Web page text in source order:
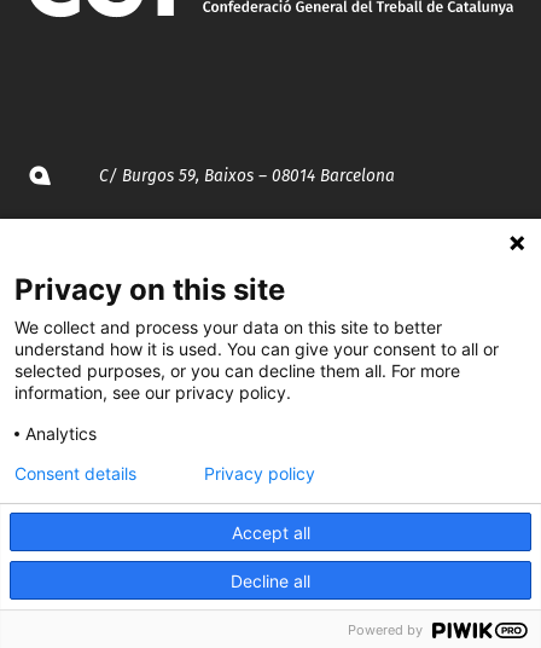
C/ Burgos 59, Baixos – 08014 Barcelona
935 120 481
@CGTCatalunya
CGTCatalunya
cgtcatalunya
Desenvolupat per
Privacy on this site
We collect and process your data on this site to better
understand how it is used. You can give your consent to all or
selected purposes, or you can decline them all. For more
information, see our privacy policy.
Analytics
Accept all
Decline all
Consent details Privacy policy
Powered by